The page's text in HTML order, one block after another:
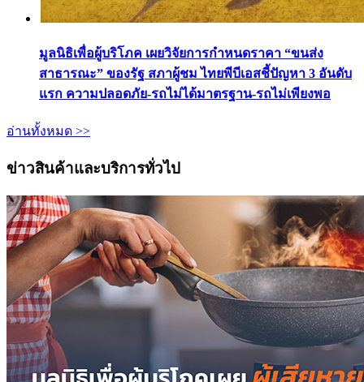
มูลนิธิเพื่อผู้บริโภค เผยวิจัยการกำหนดราคา “ขนส่ง
สาธารณะ” ของรัฐ สภาผู้ชม ไทยพีบีเอสชี้ปัญหา 3 อันดับ
แรก ความปลอดภัย-รถไม่ได้มาตรฐาน-รถไม่เพียงพอ
อ่านทั้งหมด >>
ข่าวสินค้าและบริการทั่วไป